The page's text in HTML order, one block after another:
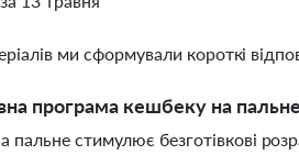
ми сформували короткі
програма кешбеку на пальне і
стимулює безготівкові